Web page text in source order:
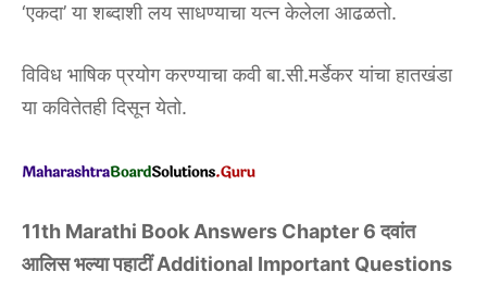
‘एकदा’ या शब्दाशी लय साधण्याचा यत्न केलेला आढळतो.
विविध भाषिक प्रयोग करण्याचा कवी बा.सी.मर्डेकर यांचा हातखंडा
या कवितेतही दिसून येतो.
11th Marathi Book Answers Chapter 6 दवांत
आलिस भल्या पहाटीं Additional Important Questions